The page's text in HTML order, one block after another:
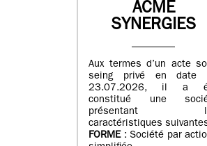
ACME
SYNERGIES
Aux termes d’un acte
seing privé en date
23.07.2026, il a
constitué une
présentant
caractéristiques
FORME: Société par